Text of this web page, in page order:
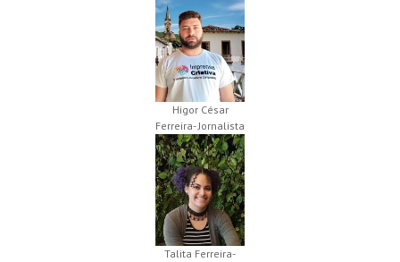
Higor César
Ferreira- Jornalista
Talita Ferreira-